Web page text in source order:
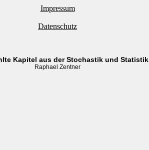
Impressum
Datenschutz
Kapitel aus der Stochastik und Statistik
Raphael Zentner